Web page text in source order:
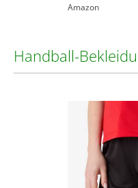
Amazon
Handball-